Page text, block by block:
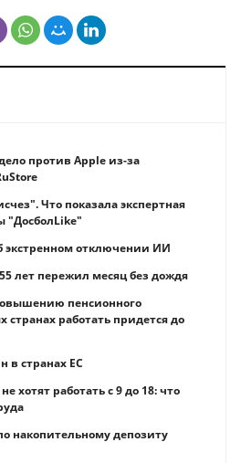
против Apple из-за
Что показала экспертная
"ДосболLike"
экстренном отключении ИИ
лет пережил месяц без дождя
пенсионного
странах работать придется до
в странах ЕС
хотят работать с 9 до 18: что
накопительному депозиту